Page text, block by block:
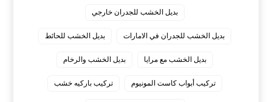
بديل الخشب للجدران خارجي
بديل الخشب للجدران في الامارات بديل الخشب للحائط
بديل الخشب مع مرايا بديل الخشب والرخام
تركيب أبواب كاست المونيوم تركيب باركيه خشب